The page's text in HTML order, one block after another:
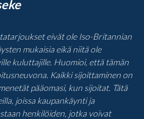
eivät ole Iso-Britannian
mukaisia eikä niitä ole
kuluttajille. Huomioi, että tämän
Kaikki sijoittaminen on
pääomasi, kun sijoitat. Tätä
joissa kaupankäynti ja
henkilöiden, jotka voivat